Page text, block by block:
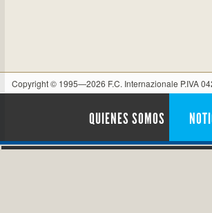
Copyright © 1995—2026 F.C. Internazionale P.IVA
QUIENES SOMOS